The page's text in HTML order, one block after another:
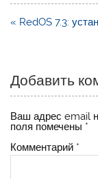
Навигация
« RedOS 7.3:
Добавить
Ваш адрес email
поля помечены *
Комментарий *